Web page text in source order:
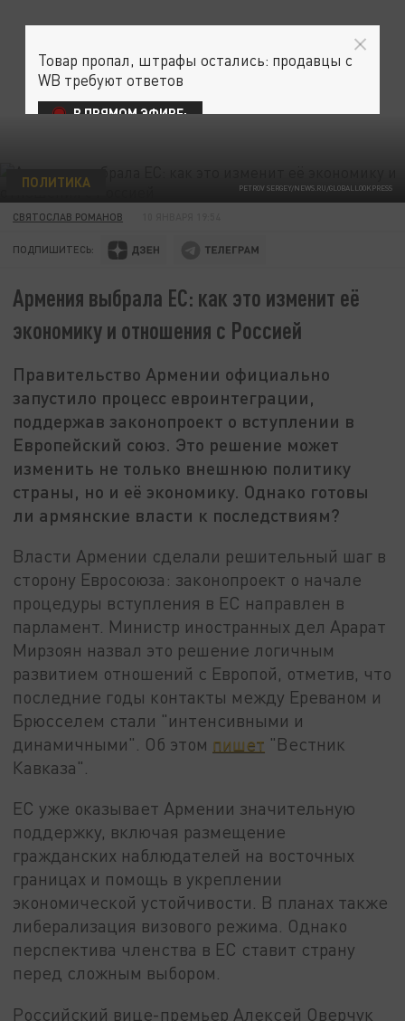
PETROV SERGEY/NEWS.RU/GLOBALLOOKPRESS
ПОЛИТИКА
СВЯТОСЛАВ РОМАНОВ
ПОДПИШИТЕСЬ:
Армения выбрала ЕС: как это изменит её
экономику и отношения с Россией
Правительство Армении официально
запустило процесс евроинтеграции,
поддержав законопроект о вступлении в
Европейский союз. Это решение может
изменить не только внешнюю политику
страны, но и её экономику. Однако готовы
ли армянские власти к последствиям?
Власти Армении сделали решительный шаг в
сторону Евросоюза: законопроект о начале
процедуры вступления в ЕС направлен в
парламент. Министр иностранных дел Арарат
Мирзоян назвал это решение логичным
развитием отношений с Европой, отметив, что
последние годы контакты между Ереваном и
Брюсселем стали "интенсивными и
динамичными". Об этом пишет "Вестник
Кавказа".
ЕС уже оказывает Армении значительную
поддержку, включая размещение
гражданских наблюдателей на восточных
границах и помощь в укреплении
экономической устойчивости. В планах также
либерализация визового режима. Однако
перспектива членства в ЕС ставит страну
перед сложным выбором.
Российский вице-премьер Алексей Оверчук
Товар пропал, штрафы остались: продавцы с
WB требуют ответов
В ПРЯМОМ ЭФИРЕ: